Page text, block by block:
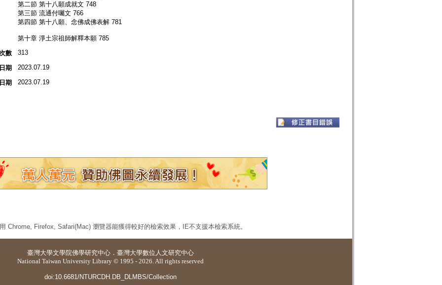
第二節 第十八願成就文 748
第三節 流通付囑文 766
第四節 第十八願、念佛成佛表解 781
第十章 淨土宗祖師解釋本願 785
數
313
期 2023.07.19
期 2023.07.19
Chrome, Firefox, Safari(Mac) 瀏覽器能獲得較好的檢索效果，IE不支援本檢索系統。
臺灣大學文學院佛學研究中心 ． 臺灣大學數位人文研究中心
National Taiwan University Library © 1995 - 2026. All rights reserved
doi:10.6681/NTURCDH.DB_DLMBS/Collection